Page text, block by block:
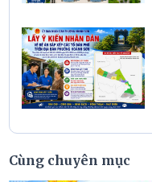
Cùng chuyên mục